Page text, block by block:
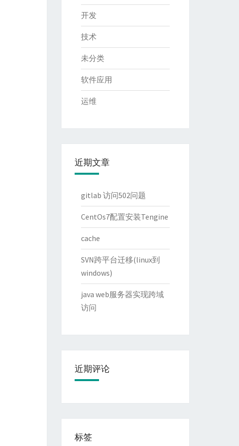
开发
技术
未分类
软件应用
运维
近期文章
gitlab 访问502问题
CentOs7配置安装Tengine
cache
SVN跨平台迁移(linux到
windows)
java web服务器实现跨域
访问
近期评论
标签